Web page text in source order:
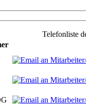
Telefonliste